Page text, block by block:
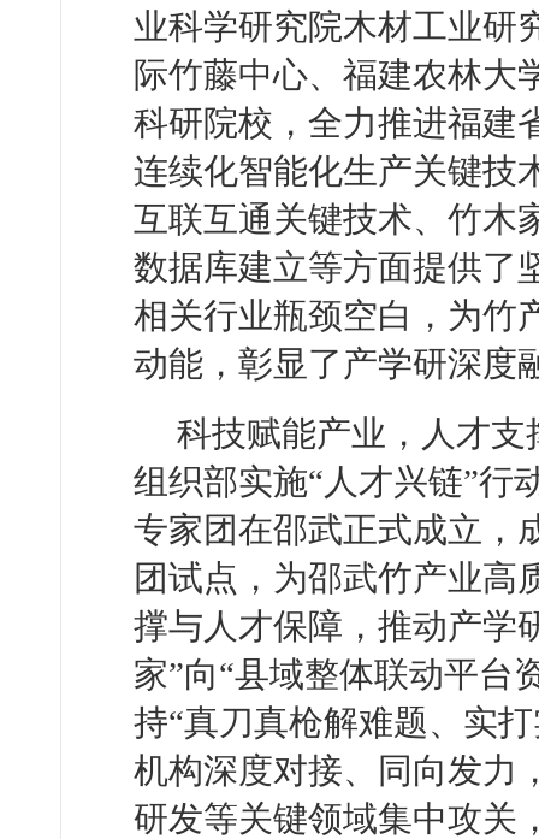
业科学研究院木材工业研
际竹藤中心、福建农林大
科研院校，全力推进福
连续化智能化生产关键技
互联互通关键技术、竹木
数据库建立等方面提供了
相关行业瓶颈空白，为竹
动能，彰显了产学研深度
科技赋能产业，人才支
组织部实施“人才兴链”行
专家团在邵武正式成立，
团试点，为邵武竹产业高
撑与人才保障，推动产学
家”向“县域整体联动平台
持“真刀真枪解难题、实
机构深度对接、同向发力
研发等关键领域集中攻关